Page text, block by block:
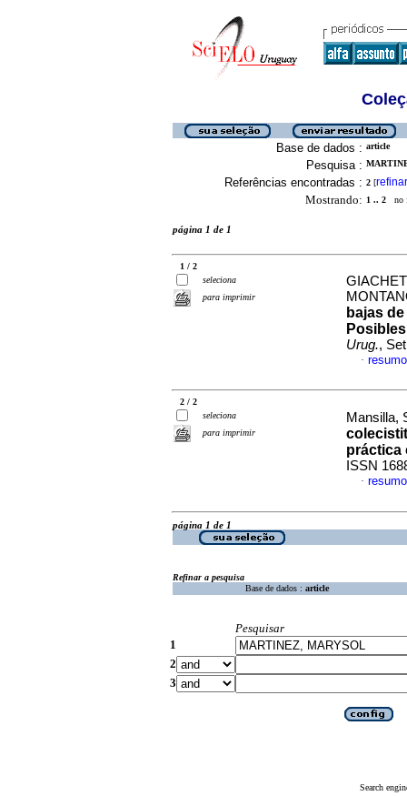
Base de dados : article
Pesquisa :
Referências encontradas : 2 [refinar
Mostrando: 1 .. 2 no
página 1 de 1
1 / 2
seleciona
para imprimir
bajas
Urug.,
·
2 / 2
seleciona
para imprimir
Mansilla,
práctica
ISSN
·
página 1 de 1
Refinar a pesquisa
Base de dados : article
Pesquisar
1
2
3
Search